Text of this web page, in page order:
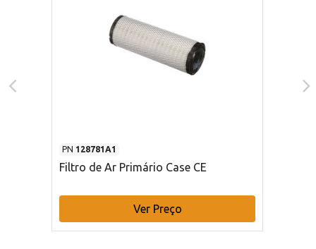
PN 128781A1
Filtro de Ar Primário Case CE
Ver Preço